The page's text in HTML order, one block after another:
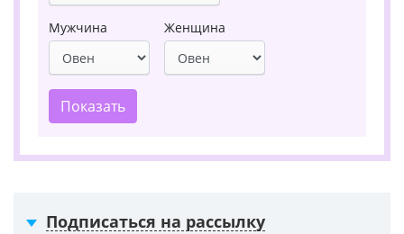
Мужчина Женщина
Показать
Подписаться на рассылку